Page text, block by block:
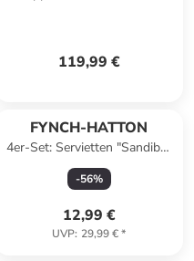
119,99 €
FYNCH-HATTON
4er-Set: Servietten "Sandibe"
in Pink - (L)50 x (B)50 cm
-56%
12,99 €
UVP: 29,99 €*